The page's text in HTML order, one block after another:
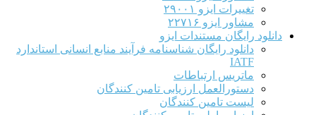
تغییرات ایزو ۲۹۰۰۱
مشاور ایزو ۲۲۷۱۶
دانلود رایگان مستندات ایزو
دانلود رایگان شناسنامه فرآیند منابع انسانی استاندارد
IATF
ماتریس ارتباطات
دستورالعمل ارزیابی تامین کنندگان
لیست تامین کنندگان